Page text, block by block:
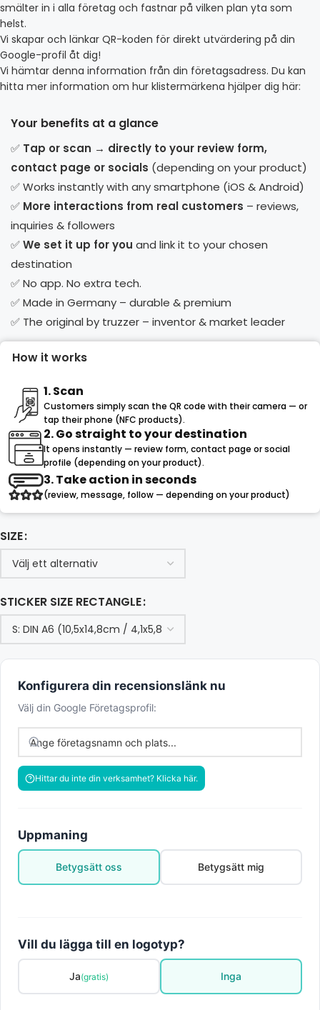
smälter in i alla företag och fastnar på vilken plan yta som
helst.
Vi skapar och länkar QR-koden för direkt utvärdering på din
Google-profil åt dig!
Vi hämtar denna information från din företagsadress. Du kan
hitta mer information om hur klistermärkena hjälper dig här:
Your benefits at a glance
✅ Tap or scan → directly to your review form,
contact page or socials (depending on your product)
✅ Works instantly with any smartphone (iOS & Android)
✅ More interactions from real customers – reviews,
inquiries & followers
✅We set it up for you and link it to your chosen
destination
✅ No app. No extra tech.
✅ Made in Germany – durable & premium
✅ The original by truzzer – inventor & market leader
How it works
1. Scan
Customers simply scan the QR code with their camera — or
tap their phone (NFC products).
2. Go straight to your destination
It opens instantly — review form, contact page or social
profile (depending on your product).
3. Take action in seconds
(review, message, follow — depending on your product)
SIZE
STICKER SIZE RECTANGLE
Konfigurera din recensionslänk nu
Välj din Google Företagsprofil:
Hittar du inte din verksamhet? Klicka här.
Uppmaning
Betygsätt oss Betygsätt mig
Vill du lägga till en logotyp?
Ja(gratis) Inga